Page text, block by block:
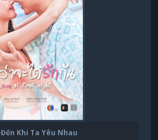
Đến Khi Ta Yêu Nhau